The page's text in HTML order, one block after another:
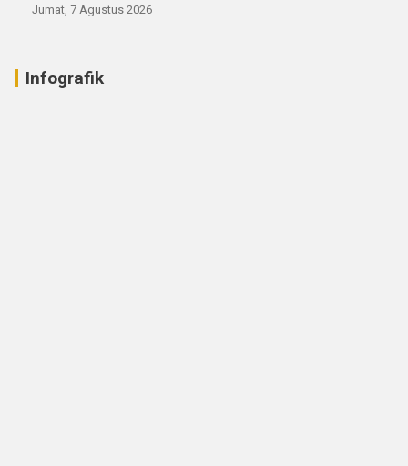
Jumat, 7 Agustus 2026
Infografik